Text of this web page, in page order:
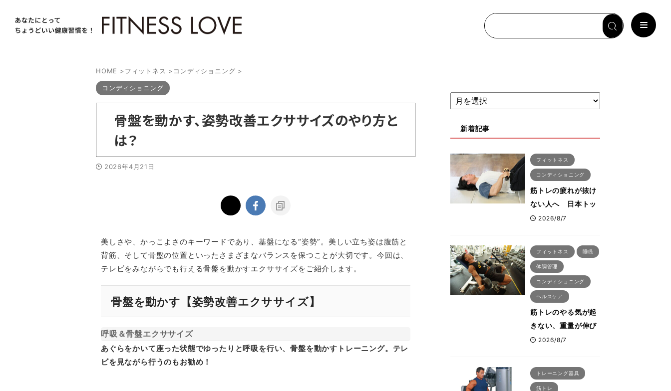
HOME >フィットネス > コンディショニング >
コンディショニング
骨盤を動かす、姿勢改善エクササイズのやり方と
は？
2026年4月21日
美しさや、かっこよさのキーワードであり、基盤になる“姿勢”。美しい立ち姿は腹筋と
背筋、そして骨盤の位置といったさまざまなバランスを保つことが大切です。今回は、
テレビをみながらでも行える骨盤を動かすエクササイズをご紹介します。
骨盤を動かす【姿勢改善エクササイズ】
呼吸＆骨盤エクササイズ
あぐらをかいて座った状態でゆったりと呼吸を行い、骨盤を動かすトレーニング。テレ
ビを見ながら行うのもお勧め！
新着記事
フィットネス
コンディショニング
筋トレの疲れが抜け
ない人へ 日本トッ
プボディビルダー・
る「回復習慣」
2026/8/7
フィットネス 睡眠
体調管理
コンディショニング
ヘルスケア
筋トレのやる気が起
きない、重量が伸び
ない ボディビル世
える食事・睡眠・呼
吸の整え方
2026/8/7
トレーニング器具
筋トレ